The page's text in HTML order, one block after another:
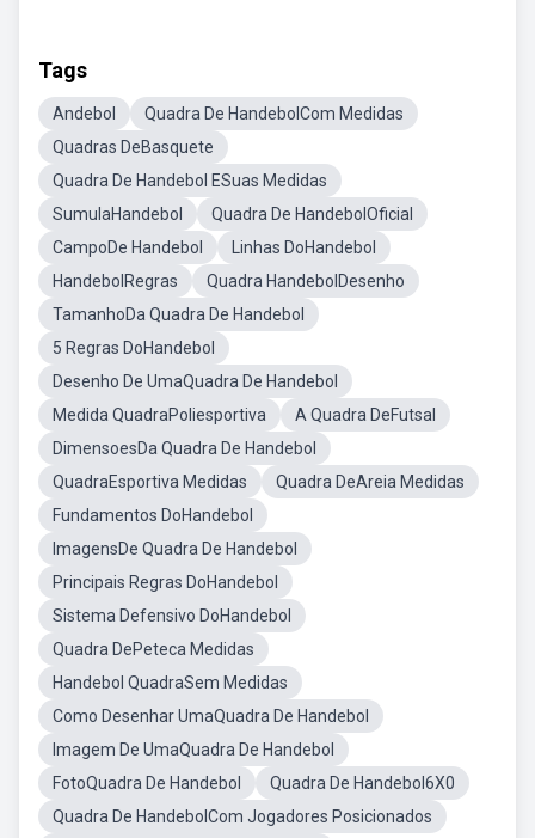
Tags
Andebol
Quadra De HandebolCom Medidas
Quadras DeBasquete
Quadra De Handebol ESuas Medidas
SumulaHandebol
Quadra De HandebolOficial
CampoDe Handebol
Linhas DoHandebol
HandebolRegras
Quadra HandebolDesenho
TamanhoDa Quadra De Handebol
5 Regras DoHandebol
Desenho De UmaQuadra De Handebol
Medida QuadraPoliesportiva
A Quadra DeFutsal
DimensoesDa Quadra De Handebol
QuadraEsportiva Medidas
Quadra DeAreia Medidas
Fundamentos DoHandebol
ImagensDe Quadra De Handebol
Principais Regras DoHandebol
Sistema Defensivo DoHandebol
Quadra DePeteca Medidas
Handebol QuadraSem Medidas
Como Desenhar UmaQuadra De Handebol
Imagem De UmaQuadra De Handebol
FotoQuadra De Handebol
Quadra De Handebol6X0
Quadra De HandebolCom Jogadores Posicionados